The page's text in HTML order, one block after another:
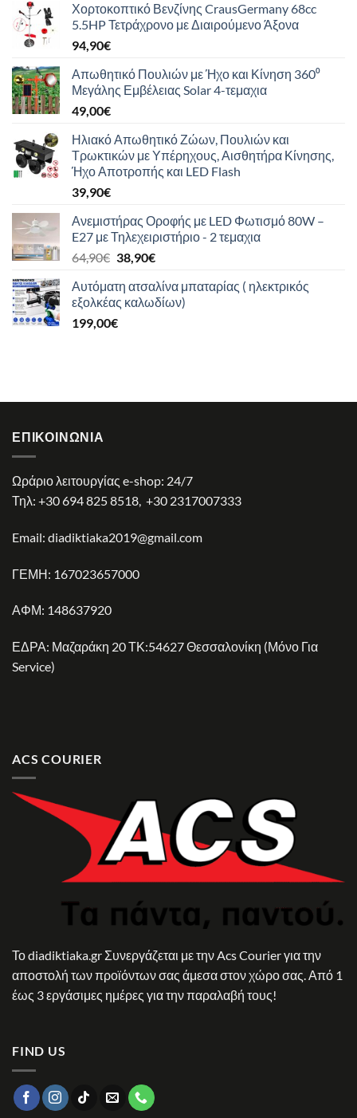
Χορτοκοπτικό Βενζίνης CrausGermany 68cc
5.5HP Τετράχρονο με Διαιρούμενο Άξονα
94,90€
Απωθητικό Πουλιών με Ήχο και Κίνηση 360⁰
Μεγάλης Εμβέλειας Solar 4-τεμαχια
49,00€
Ηλιακό Απωθητικό Ζώων, Πουλιών και
Τρωκτικών με Υπέρηχους, Αισθητήρα Κίνησης,
Ήχο Αποτροπής και LED Flash
39,90€
Ανεμιστήρας Οροφής με LED Φωτισμό 80W –
E27 με Τηλεχειριστήριο - 2 τεμαχια
64,90€ Original
was:
64,90€.
38,90€Η
τιμή
είναι:
Αυτόματη ατσαλίνα μπαταρίας ( ηλεκτρικός
εξολκέας καλωδίων)
199,00€
ΕΠΙΚΟΙΝΩΝΊΑ
Ωράριο λειτουργίας e-shop: 24/7
Τηλ: +30 694 825 8518, +30 2317007333
Email: diadiktiaka2019@gmail.com
ΓΕΜΗ: 167023657000
ΑΦΜ: 148637920
ΕΔΡΑ: Μαζαράκη 20 ΤΚ:54627 Θεσσαλονίκη (Μόνο Για
Service)
ACS COURIER
Το diadiktiaka.gr Συνεργάζεται με την Acs Courier για την
αποστολή των προϊόντων σας άμεσα στον χώρο σας. Από 1
έως 3 εργάσιμες ημέρες για την παραλαβή τους!
FIND US